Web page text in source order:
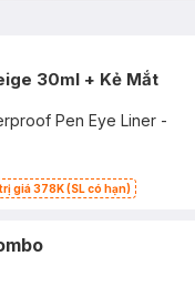
30ml + Kẻ Mắt
Pen Eye Liner -
giá 378K (SL có hạn)